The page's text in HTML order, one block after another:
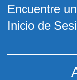
Encuentre
Inicio de